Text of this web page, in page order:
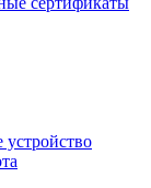
устройство